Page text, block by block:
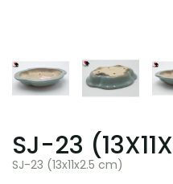
SJ-23
SJ-23 (13x11x2.5 cm)